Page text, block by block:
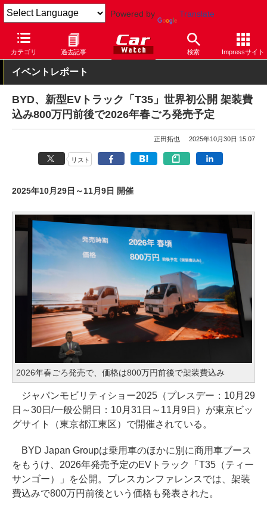
Powered by Translate
カテゴリ 過去記事 検索 Impressサイト
Car Watch イベント ジャパンモビリティショー 2025
イベントレポート
BYD、新型EVトラック「T35」世界初公開 架装費
込み800万円前後で2026年春ごろ発売予定
正田拓也 2025年10月30日 15:07
リスト
2025年10月29日～11月9日 開催
2026年春ごろ発売で、価格は800万円前後で架装費込み
ジャパンモビリティショー2025（プレスデー：10月29
日～30日/一般公開日：10月31日～11月9日）が東京ビッ
グサイト（東京都江東区）で開催されている。
BYD Japan Groupは乗用車のほかに別に商用車ブース
をもうけ、2026年発売予定のEVトラック「T35（ティー
サンゴー）」を公開。プレスカンファレンスでは、架装
費込みで800万円前後という価格も発表された。